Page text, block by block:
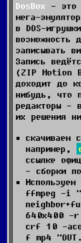
DosBox - это
мега-
в DOS-
возможность
записывать
Запись
(ZIP Motion
доходит до
нибудь, что
редакторы -
их решения
скачиваем
например,
ссылке
- сборки
ffmpeg -i
640x400 -
crf 10 -
f mp4